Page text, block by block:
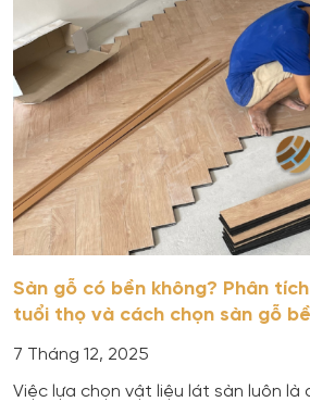
Sàn gỗ có bền không? Phân
tuổi thọ và cách chọn sàn gỗ
7 Tháng 12, 2025
Việc lựa chọn vật liệu lát sàn luôn là